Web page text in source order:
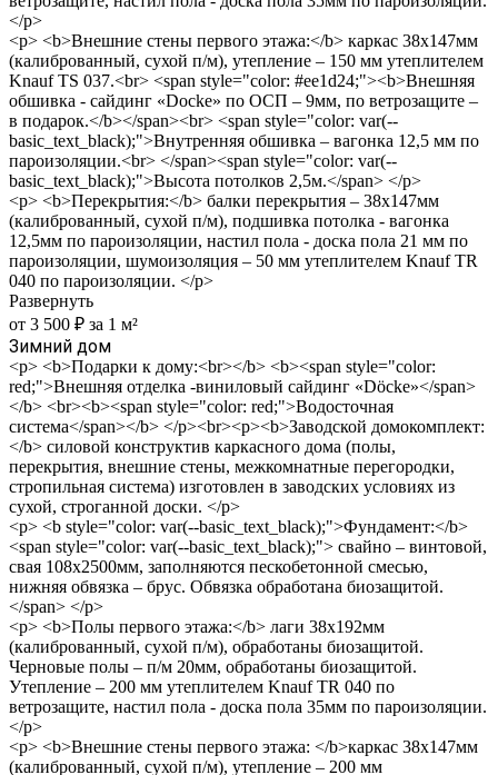
</p>
<p> <b>Внешние стены первого этажа:</b> каркас 38х147мм
(калиброванный, сухой п/м), утепление – 150 мм утеплителем
Knauf TS 037.<br> <span style="color: #ee1d24;"><b>Внешняя
обшивка - сайдинг «Docke» по ОСП – 9мм, по ветрозащите –
в подарок.</b></span><br> <span style="color: var(--
basic_text_black);">Внутренняя обшивка – вагонка 12,5 мм по
пароизоляции.<br> </span><span style="color: var(--
basic_text_black);">Высота потолков 2,5м.</span> </p>
<p> <b>Перекрытия:</b> балки перекрытия – 38х147мм
(калиброванный, сухой п/м), подшивка потолка - вагонка
12,5мм по пароизоляции, настил пола - доска пола 21 мм по
пароизоляции, шумоизоляция – 50 мм утеплителем Knauf TR
040 по пароизоляции. </p>
Развернуть
от 3 500 ₽ за 1 м²
Зимний дом
<p> <b>Подарки к дому:<br></b> <b><span style="color:
red;">Внешняя отделка -виниловый сайдинг «Döcke»</span>
</b> <br><b><span style="color: red;">Водосточная
система</span></b> </p><br><p><b>Заводской домокомплект:
</b> силовой конструктив каркасного дома (полы,
перекрытия, внешние стены, межкомнатные перегородки,
стропильная система) изготовлен в заводских условиях из
сухой, строганной доски. </p>
<p> <b style="color: var(--basic_text_black);">Фундамент:</b>
<span style="color: var(--basic_text_black);"> свайно – винтовой,
свая 108х2500мм, заполняются пескобетонной смесью,
нижняя обвязка – брус. Обвязка обработана биозащитой.
</span> </p>
<p> <b>Полы первого этажа:</b> лаги 38х192мм
(калиброванный, сухой п/м), обработаны биозащитой.
Черновые полы – п/м 20мм, обработаны биозащитой.
Утепление – 200 мм утеплителем Knauf TR 040 по
ветрозащите, настил пола - доска пола 35мм по пароизоляции.
</p>
<p> <b>Внешние стены первого этажа: </b>каркас 38х147мм
(калиброванный, сухой п/м), утепление – 200 мм